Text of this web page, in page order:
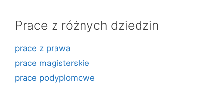
Prace z różnych dziedzin
prace z prawa
prace magisterskie
prace podyplomowe